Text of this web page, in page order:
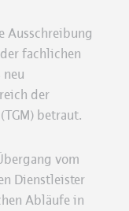
Ausschreibung
fachlichen
der
betraut.
vom
Dienstleister
Abläufe in